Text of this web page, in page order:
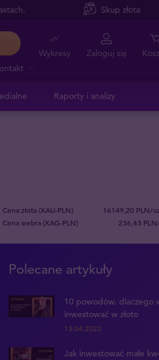
Skup złota
Wykresy Zaloguj się
Raporty i analizy
Cena złota (XAU-PLN) 16149,20 PLN/
Cena srebra (XAG-PLN) 236,43
Polecane artykuły
10 powodów, dlaczego
inwestować w złoto
13.04.2022
Jak inwestować małe